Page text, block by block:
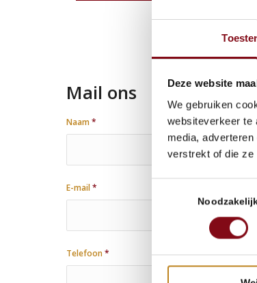
Deze website
We gebruiken
websiteverkeer te
media,
verstrekt of die ze
Mail ons
Naam*
E-mail*
Telefoon*